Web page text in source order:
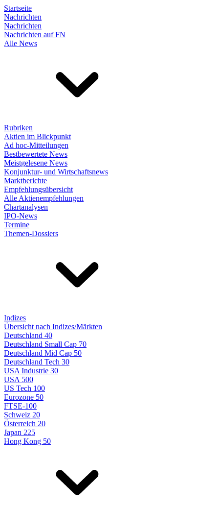
Startseite
Nachrichten
Nachrichten
Nachrichten auf FN
Alle News
Rubriken
Aktien im Blickpunkt
Ad hoc-Mitteilungen
Bestbewertete News
Meistgelesene News
Konjunktur- und Wirtschaftsnews
Marktberichte
Empfehlungsübersicht
Alle Aktienempfehlungen
Chartanalysen
IPO-News
Termine
Themen-Dossiers
Indizes
Übersicht nach Indizes/Märkten
Deutschland 40
Deutschland Small Cap 70
Deutschland Mid Cap 50
Deutschland Tech 30
USA Industrie 30
USA 500
US Tech 100
Eurozone 50
FTSE-100
Schweiz 20
Österreich 20
Japan 225
Hong Kong 50